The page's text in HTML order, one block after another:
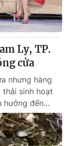
Ly, TP.
cửa
nhưng hàng
thải sinh hoạt
hưởng đến...